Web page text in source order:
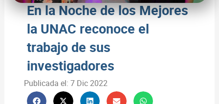
En la Noche de los Mejores
la UNAC reconoce el
trabajo de sus
investigadores
Publicada el: 7 Dic 2022